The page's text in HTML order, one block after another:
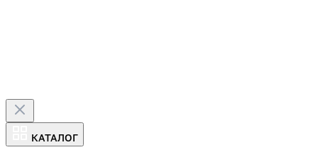
КАТАЛОГ